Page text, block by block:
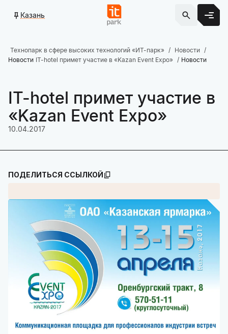
Казань
Технопарк в сфере высоких технологий «ИТ-парк»
Новости
Новости IT-hotel примет участие в «Kazan Event Expo» Новости
IT-hotel примет участие в
«Kazan Event Expo»
10.04.2017
ПОДЕЛИТЬСЯ ССЫЛКОЙ